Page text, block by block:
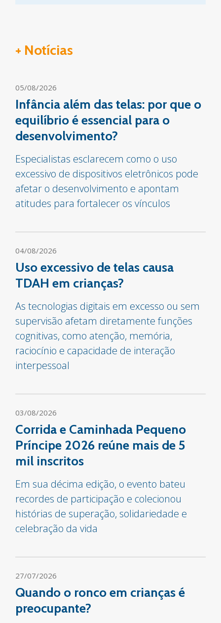
+ Notícias
05/08/2026
Infância além das telas: por que o
equilíbrio é essencial para o
desenvolvimento?
Especialistas esclarecem como o uso
excessivo de dispositivos eletrônicos pode
afetar o desenvolvimento e apontam
atitudes para fortalecer os vínculos
04/08/2026
Uso excessivo de telas causa
TDAH em crianças?
As tecnologias digitais em excesso ou sem
supervisão afetam diretamente funções
cognitivas, como atenção, memória,
raciocínio e capacidade de interação
interpessoal
03/08/2026
Corrida e Caminhada Pequeno
Príncipe 2026 reúne mais de 5
mil inscritos
Em sua décima edição, o evento bateu
recordes de participação e colecionou
histórias de superação, solidariedade e
celebração da vida
27/07/2026
Quando o ronco em crianças é
preocupante?